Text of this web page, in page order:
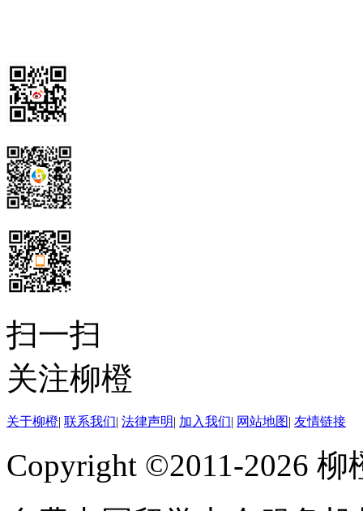
扫一扫
关注柳橙
关于柳橙| 联系我们| 法律声明| 加入我们| 网站地图| 友情链接
Copyright ©2011-2026